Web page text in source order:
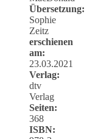
Übersetzung:
Sophie
Zeitz
erschienen
am:
23.03.2021
Verlag:
dtv
Verlag
Seiten:
368
ISBN: